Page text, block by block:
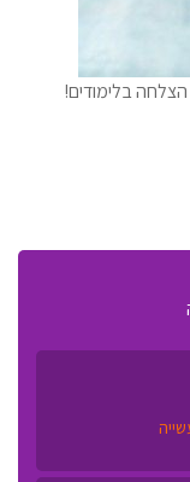
בלימודים!